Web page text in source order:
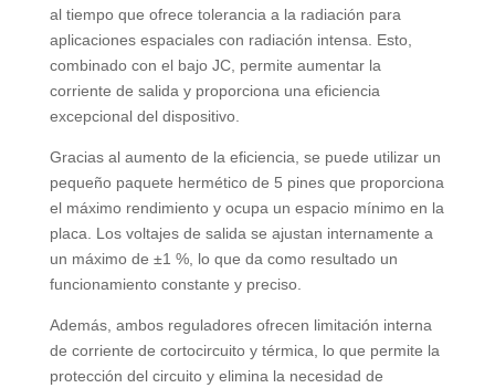
al tiempo que ofrece tolerancia a la radiación para
aplicaciones espaciales con radiación intensa. Esto,
combinado con el bajo JC, permite aumentar la
corriente de salida y proporciona una eficiencia
excepcional del dispositivo.
Gracias al aumento de la eficiencia, se puede utilizar un
pequeño paquete hermético de 5 pines que proporciona
el máximo rendimiento y ocupa un espacio mínimo en la
placa. Los voltajes de salida se ajustan internamente a
un máximo de ±1 %, lo que da como resultado un
funcionamiento constante y preciso.
Además, ambos reguladores ofrecen limitación interna
de corriente de cortocircuito y térmica, lo que permite la
protección del circuito y elimina la necesidad de